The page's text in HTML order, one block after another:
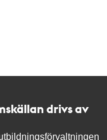
drivs av